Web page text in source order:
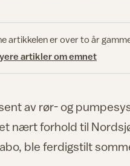
artikkelen er over to år
artikler om emnet
av rør- og
nært forhold til
ble ferdigstilt